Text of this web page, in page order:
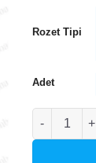
Rozet Tipi
Adet
Kubbet-üs